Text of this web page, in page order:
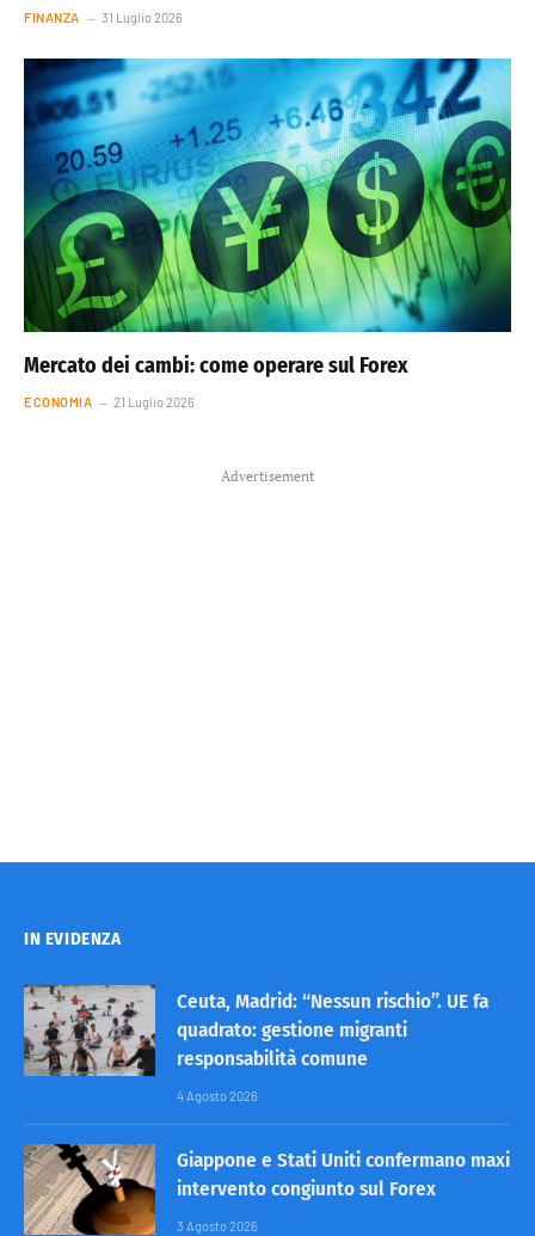
FINANZA 31 Luglio 2026
Mercato dei cambi: come operare sul Forex
ECONOMIA 21 Luglio 2026
Advertisement
IN EVIDENZA
Ceuta, Madrid: “Nessun rischio”. UE fa
quadrato: gestione migranti
responsabilità comune
4 Agosto 2026
Giappone e Stati Uniti confermano maxi
intervento congiunto sul Forex
3 Agosto 2026